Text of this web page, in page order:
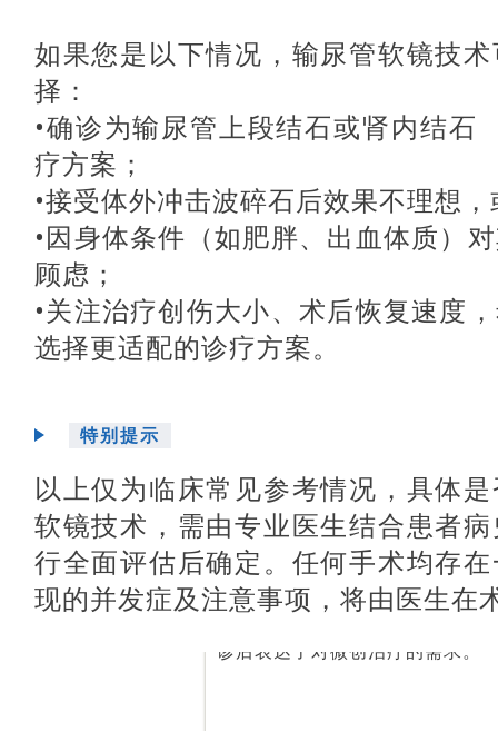
如果您是以下情况，输尿管软镜技
择：
•确诊为输尿管上段结石或肾内结石
疗方案；
•接受体外冲击波碎石后效果不理想
•因身体条件（如肥胖、出血体质）
顾虑；
•关注治疗创伤大小、术后恢复速度
选择更适配的诊疗方案。
特别提示
以上仅为临床常见参考情况，具体
软镜技术，需由专业医生结合患者
行全面评估后确定。任何手术均存
现的并发症及注意事项，将由医生在
PART.03
图片 案例
诊后表达了对微创治疗的需求。